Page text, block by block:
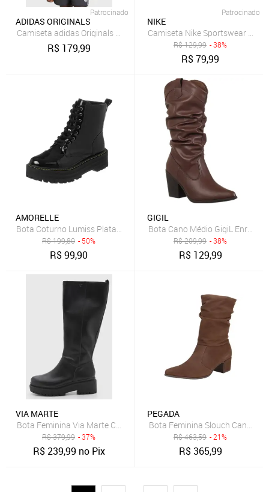
Patrocinado
ADIDAS ORIGINALS
Camiseta adidas Originals 3 Stripes Preta
R$ 179,99
Patrocinado
NIKE
Camiseta Nike Sportswear Tee
R$129,99 - 38%
R$79,99
AMORELLE
Bota Coturno Lumiss Plataforma Tratorado Verniz Preto CORE
R$199,80 - 50%
R$99,90
GIGIL
Bota Cano Médio GigiL
R$209,99 - 38%
R$ 129,99
VIA MARTE
Bota Feminina Via Marte Cano Médio Preta
R$379,99 - 37%
R$239,99 no Pix
PEGADA
Bota Feminina Slouch Cano
R$463,59 - 21%
R$365,99